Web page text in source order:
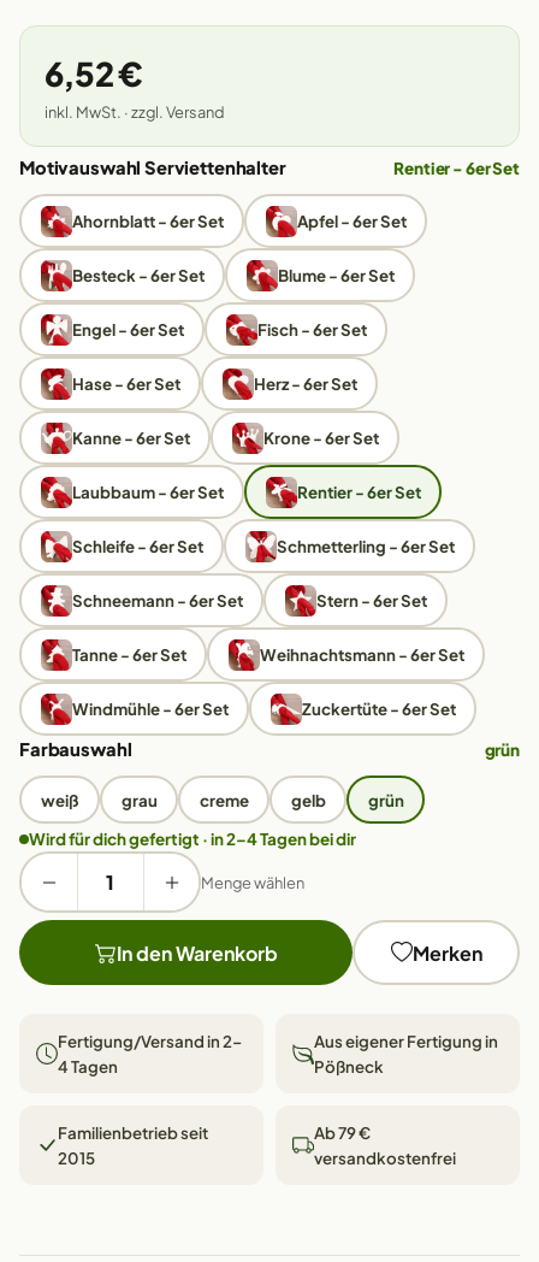
6,52 €
inkl. MwSt. · zzgl. Versand
Motivauswahl Serviettenhalter Rentier - 6er Set
Ahornblatt - 6er Set Apfel - 6er Set
Besteck - 6er Set Blume - 6er Set
Engel - 6er Set Fisch - 6er Set
Hase - 6er Set Herz - 6er Set
Kanne - 6er Set Krone - 6er Set
Laubbaum - 6er Set Rentier - 6er Set
Schleife - 6er Set Schmetterling - 6er Set
Schneemann - 6er Set Stern - 6er Set
Tanne - 6er Set Weihnachtsmann - 6er Set
Windmühle - 6er Set Zuckertüte - 6er Set
Farbauswahl grün
weiß grau creme gelb
grün
Wird für dich gefertigt · in 2–4 Tagen bei dir
Menge wählen
In den Warenkorb Merken
Fertigung/Versand in 2–
4 Tagen
Aus eigener Fertigung in
Pößneck
Familienbetrieb seit
2015
Ab 79 €
versandkostenfrei